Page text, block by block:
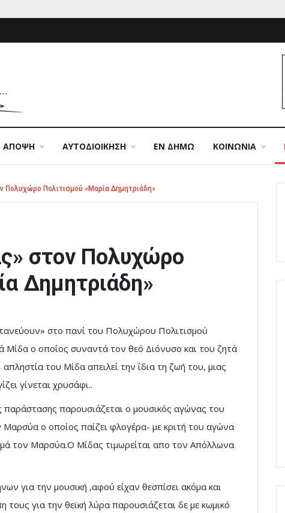
ΑΠΟΨΗ ΑΥΤΟΔΙΟΙΚΗΣΗ ΕΝ ΔΗΜΩ ΚΟΙΝΩΝΙΑ
Πολυχώρο Πολιτισμού «Μαρία Δημητριάδη»
στον Πολυχώρο
Δημητριάδη»
στο πανί του Πολυχώρου Πολιτισμού
Μίδα ο οποίος συναντά τον θεό Διόνυσο και του ζητά
του Μίδα απειλεί την ίδια τη ζωή του, μιας
γίνεται χρυσάφι..
παράστασης παρουσιάζεται ο μουσικός αγώνας του
ο οποίος παίζει φλογέρα- με κριτή του αγώνα
τον Μαρσύα.Ο Μίδας τιμωρείται απο τον Απόλλωνα
για την μουσική ,αφού είχαν θεσπίσει ακόμα και
τους για την θεϊκή λύρα παρουσιάζεται δε με κωμικό